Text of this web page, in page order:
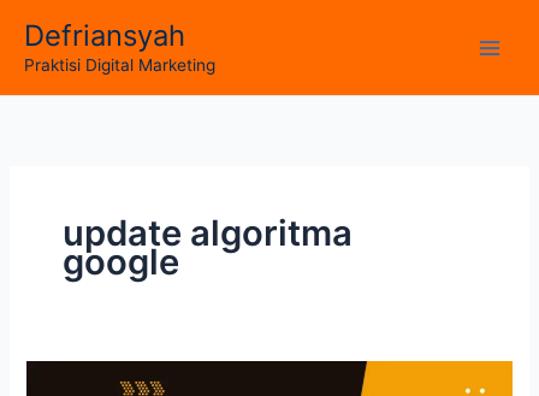
content
Defriansyah
Praktisi Digital Marketing
update algoritma
google